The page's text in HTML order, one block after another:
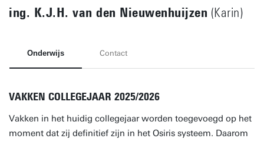
ing. K.J.H. van den Nieuwenhuijzen (Karin)
Onderwijs Contact
VAKKEN COLLEGEJAAR 2025/2026
Vakken in het huidig collegejaar worden toegevoegd op het
moment dat zij definitief zijn in het Osiris systeem. Daarom